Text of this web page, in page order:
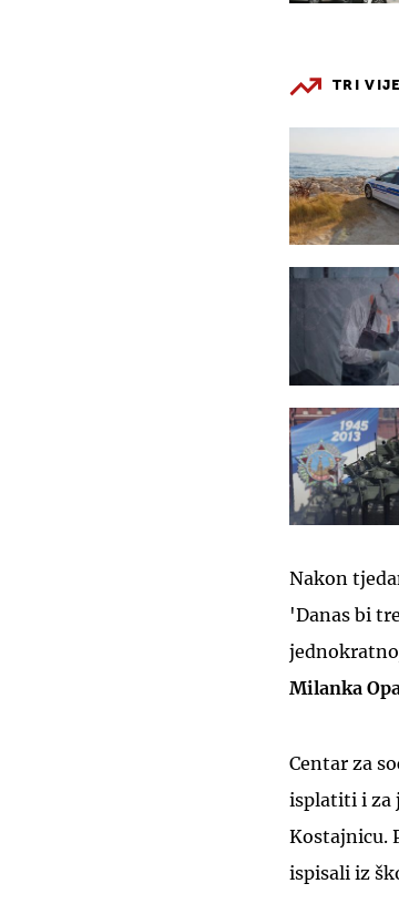
TRI
Nakon
'Danas bi
Milanka
Centar za
isplatiti i za
Kostajnicu.
ispisali iz